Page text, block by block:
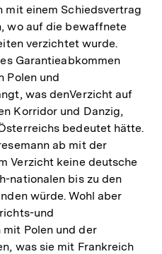
mit einem Schiedsvertrag
wo auf die bewaffnete
verzichtet wurde.
Garantieabkommen
Polen und
was denVerzicht auf
Korridor und Danzig,
bedeutet hätte.
ab mit der
Verzicht keine deutsche
nationalen bis zu den
würde. Wohl aber
und
Polen und der
was sie mit Frankreich